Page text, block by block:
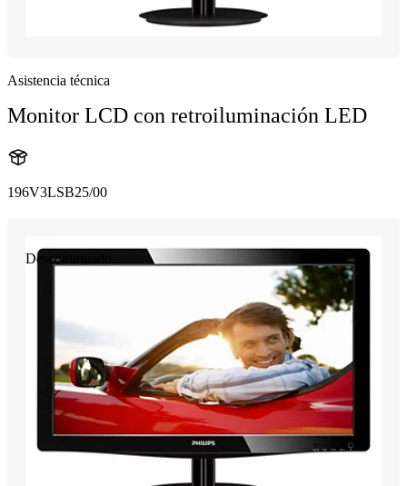
Asistencia técnica
Monitor LCD con retroiluminación LED
196V3LSB25/00
Descontinuado